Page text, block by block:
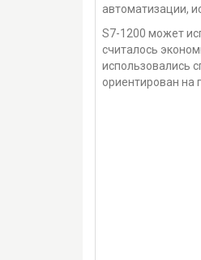
автоматизации,
S7-1200 может
считалось
использовались
ориентирован на